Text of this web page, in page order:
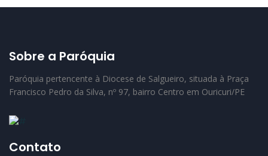
Sobre a Paróquia
Paróquia pertencente à Diocese de Salgueiro, situada à Praça
Francisco Pedro da Silva, nº 97, bairro Centro em Ouricuri/PE
Contato